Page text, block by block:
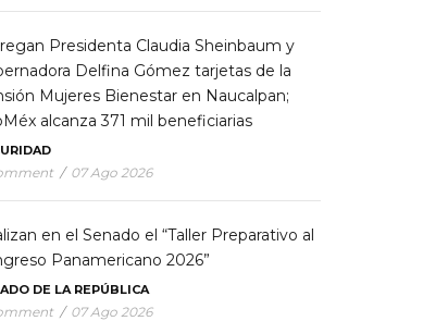
Presidenta Claudia Sheinbaum y
Delfina Gómez tarjetas de la
Mujeres Bienestar en Naucalpan;
alcanza 371 mil beneficiarias
/ 07 Ago 2026
en el Senado el “Taller Preparativo al
Panamericano 2026”
DE LA REPÚBLICA
/ 07 Ago 2026